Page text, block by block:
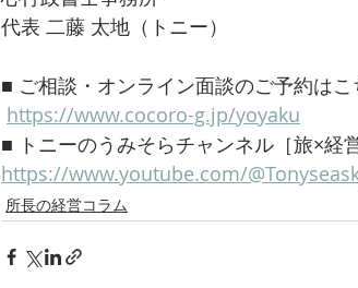
代表 二藤 太地（トニー）
■ ご相談・オンライン面談のご予約はこ
https://www.cocoro-g.jp/yoyaku
■ トニーのうみそらチャンネル［旅×経
https://www.youtube.com/
所長の経営コラム